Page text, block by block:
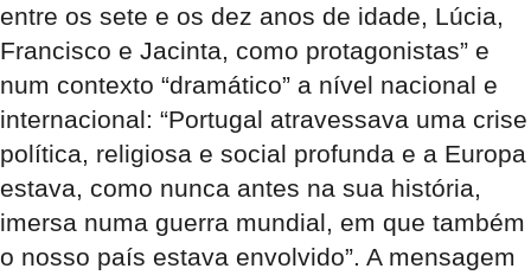
entre os sete e os dez anos de idade, Lúcia,
Francisco e Jacinta, como protagonistas” e
num contexto “dramático” a nível nacional e
internacional: “Portugal atravessava uma crise
política, religiosa e social profunda e a Europa
estava, como nunca antes na sua história,
imersa numa guerra mundial, em que também
o nosso país estava envolvido”. A mensagem